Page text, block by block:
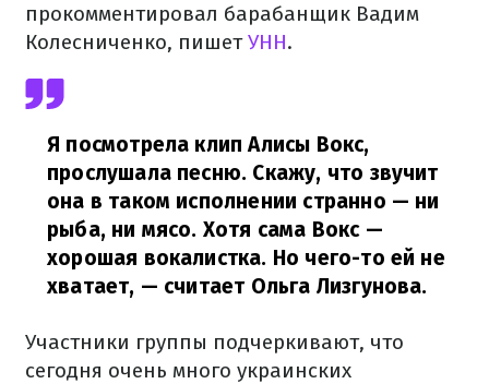
прокомментировал барабанщик Вадим
Колесниченко, пишетУНН.
Я посмотрела клип Алисы Вокс,
прослушала песню. Скажу, что звучит
она в таком исполнении странно — ни
рыба, ни мясо. Хотя сама Вокс —
хорошая вокалистка. Но чего-то ей не
хватает, — считает Ольга Лизгунова.
Участники группы подчеркивают, что
сегодня очень много украинских